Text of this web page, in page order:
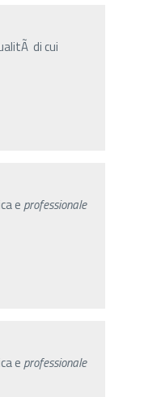
di cui
eprofessionale
eprofessionale